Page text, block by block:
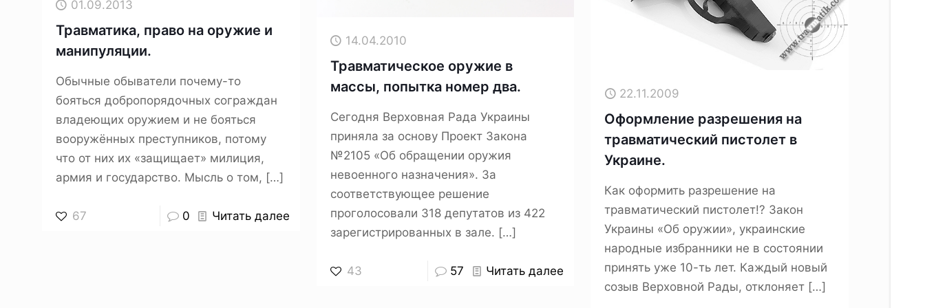
01.09.2013
Травматика, право на оружие и
манипуляции.
Обычные обыватели почему-то
бояться добропорядочных сограждан
владеющих оружием и не бояться
вооружённых преступников, потому
что от них их «защищает» милиция,
армия и государство. Мысль о том, […]
67 0 Читать далее
14.04.2010
Травматическое оружие в
массы, попытка номер два.
Сегодня Верховная Рада Украины
приняла за основу Проект Закона
№2105 «Об обращении оружия
невоенного назначения». За
соответствующее решение
проголосовали 318 депутатов из 422
зарегистрированных в зале. […]
43 57 Читать далее
22.11.2009
Оформление разрешения на
травматический пистолет в
Украине.
Как оформить разрешение на
травматический пистолет!? Закон
Украины «Об оружии», украинские
народные избранники не в состоянии
принять уже 10-ть лет. Каждый новый
созыв Верховной Рады, отклоняет […]